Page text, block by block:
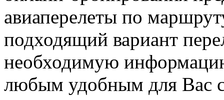
авиаперелеты по
подходящий вариант
необходимую
любым удобным для Вас